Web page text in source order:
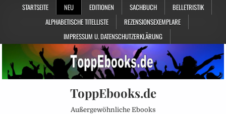
STARTSEITE NEU EDITIONEN SACHBUCH
BELLETRISTIK
ALPHABETISCHE TITELLISTE
REZENSIONSEXEMPLARE
IMPRESSUM U. DATENSCHUTZERKLÄRUNG
ToppEbooks.de
Außergewöhnliche Ebooks